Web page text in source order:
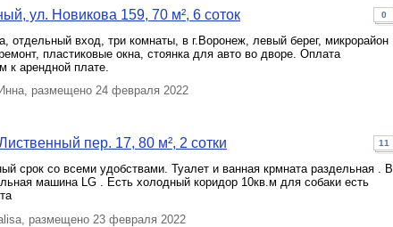
ул. Новикова 159, 70 м², 6 соток
вход, три комнаты, в г.Воронеж, левый берег, микрорайон
пластиковые окна, стоянка для авто во дворе. Оплата
к арендной плате.
0
размещено 24 февраля 2022
пер. 17, 80 м², 2 сотки
срок со всеми удобствами. Туалет и ванная крмната раздельная . В
машина LG . Есть холодный коридор 10кв.м для собаки есть
11
размещено 23 февраля 2022